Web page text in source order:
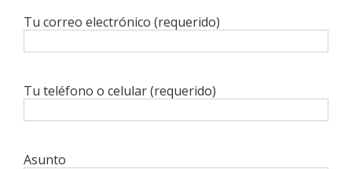
Tu correo electrónico (requerido)
Tu teléfono o celular (requerido)
Asunto